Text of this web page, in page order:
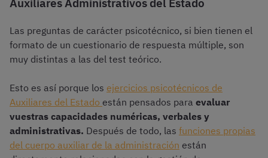
Las preguntas de carácter psicotécnico, si bien tienen el
formato de un cuestionario de respuesta múltiple, son
muy distintas a las del test teórico.
Esto es así porque los ejercicios psicotécnicos de
Auxiliares del Estado están pensados para evaluar
vuestras capacidades numéricas, verbales y
administrativas. Después de todo, las funciones propias
del cuerpo auxiliar de la administración están